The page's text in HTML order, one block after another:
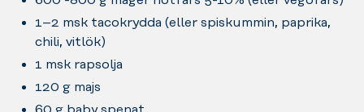
1–2 msk tacokrydda (eller spiskummin, paprika,
chili, vitlök)
1 msk rapsolja
120 g majs